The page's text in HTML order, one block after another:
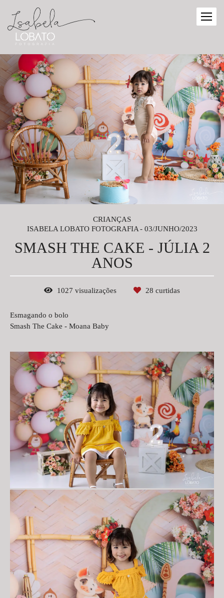
CRIANÇAS
ISABELA LOBATO FOTOGRAFIA
03/JUNHO/2023
SMASH THE CAKE - JÚLIA 2
ANOS
1027 visualizações 28 curtidas
Esmagando o bolo
Smash The Cake - Moana Baby